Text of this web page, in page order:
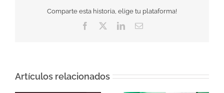
Comparte esta historia, elige tu plataforma!
Facebook
TwitterLinkedInCorreo
Artículos relacionados